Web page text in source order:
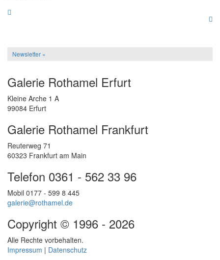
Newsletter »
Galerie Rothamel Erfurt
Kleine Arche 1 A
99084 Erfurt
Galerie Rothamel Frankfurt
Reuterweg 71
60323 Frankfurt am Main
Telefon 0361 - 562 33 96
Mobil 0177 - 599 8 445
galerie@rothamel.de
Copyright © 1996 - 2026
Alle Rechte vorbehalten.
Impressum | Datenschutz